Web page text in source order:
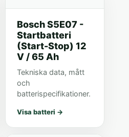
Bosch S5E07 -
Startbatteri
(Start-Stop) 12
V / 65 Ah
Tekniska data, mått
och
batterispecifikationer.
Visa batteri →